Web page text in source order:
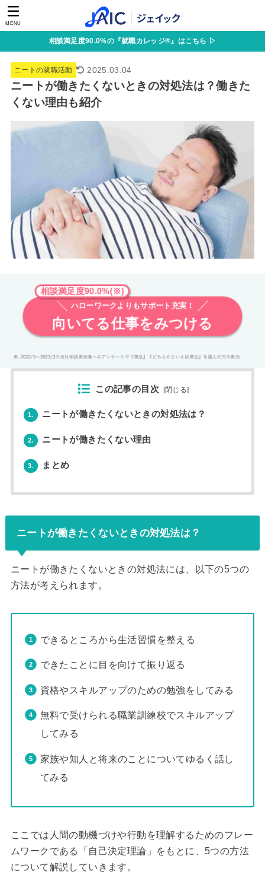
MENU
相談満足度90.0%の『就職カレッジ®』はこちら ▷
ニートの就職活動 2025.03.04
ニートが働きたくないときの対処法は？働きた
くない理由も紹介
相談満足度90.0%(※)
ハローワークよりもサポート充実！
向いてる仕事をみつける
この記事の目次 [閉じる]
1. ニートが働きたくないときの対処法は？
2. ニートが働きたくない理由
3. まとめ
ニートが働きたくないときの対処法は？
ニートが働きたくないときの対処法には、以下の5つの
方法が考えられます。
できるところから生活習慣を整える
できたことに目を向けて振り返る
資格やスキルアップのための勉強をしてみる
無料で受けられる職業訓練校でスキルアップ
してみる
家族や知人と将来のことについてゆるく話し
てみる
ここでは人間の動機づけや行動を理解するためのフレー
ムワークである「自己決定理論」をもとに、5つの方法
について解説していきます。